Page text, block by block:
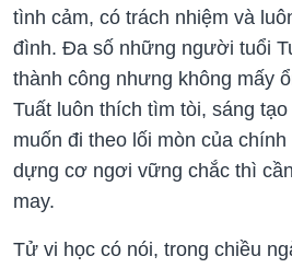
tình cảm, có trách nhiệm và
đình. Đa số những người tuổi
thành công nhưng không mấy
Tuất luôn thích tìm tòi, sáng
muốn đi theo lối mòn của
dựng cơ ngơi vững chắc thì
may.
Tử vi học có nói, trong chiều